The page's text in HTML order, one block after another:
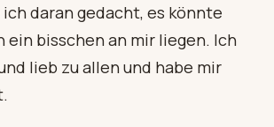
daran gedacht, es könnte
ein bisschen an mir liegen. Ich
lieb zu allen und habe mir